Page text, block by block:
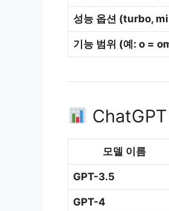
성능 옵션 (turbo,
기능 범위 (예: o =
모델 이름
GPT-3.5
GPT-4